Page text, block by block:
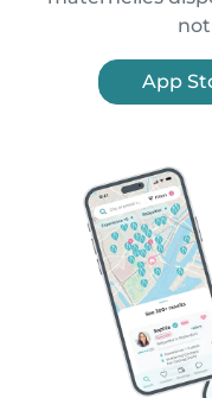
App